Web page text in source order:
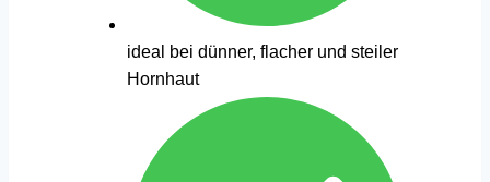
ideal bei dünner, flacher und steiler
Hornhaut